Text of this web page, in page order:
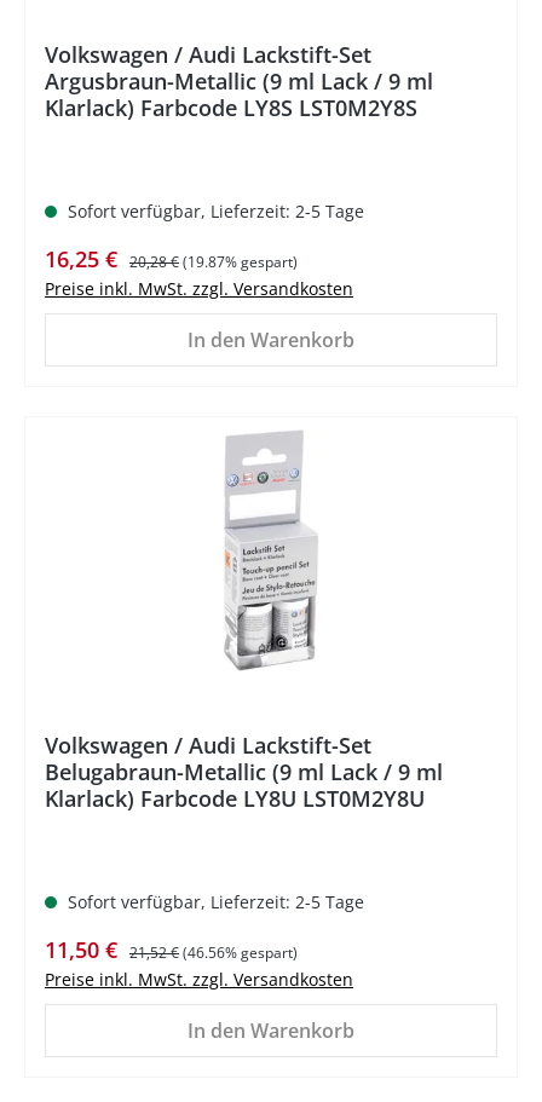
Volkswagen / Audi Lackstift-Set
Argusbraun-Metallic (9 ml Lack / 9 ml
Klarlack) Farbcode LY8S LST0M2Y8S
Sofort verfügbar, Lieferzeit: 2-5 Tage
Verkaufspreis:
16,25 € Regulärer Preis:
20,28 €(19.87% gespart)
Preise inkl. MwSt. zzgl. Versandkosten
In den Warenkorb
Volkswagen / Audi Lackstift-Set
Belugabraun-Metallic (9 ml Lack / 9 ml
Klarlack) Farbcode LY8U LST0M2Y8U
Sofort verfügbar, Lieferzeit: 2-5 Tage
Verkaufspreis:
11,50 € Regulärer Preis:
21,52 €(46.56% gespart)
Preise inkl. MwSt. zzgl. Versandkosten
In den Warenkorb